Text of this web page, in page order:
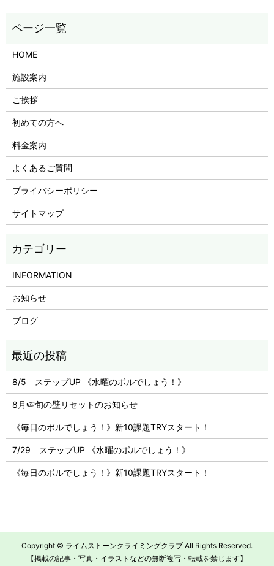
HOME
施設案内
ご挨拶
初めての方へ
料金案内
よくあるご質問
プライバシーポリシー
サイトマップ
INFORMATION
お知らせ
ブログ
8/5 ステップUP 《水曜のボルでしょう！》
8月🍉旬の壁リセットのお知らせ
《毎日のボルでしょう！》新10課題TRYスタート！
7/29 ステップUP 《水曜のボルでしょう！》
《毎日のボルでしょう！》新10課題TRYスタート！
Copyright © ライムストーンクライミングクラブ All Rights Reserved.
【掲載の記事・写真・イラストなどの無断複写・転載を禁じます】